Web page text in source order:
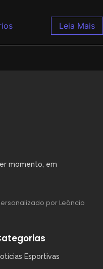
Leia Mais
momento, em
por Leôncio
Esportivas